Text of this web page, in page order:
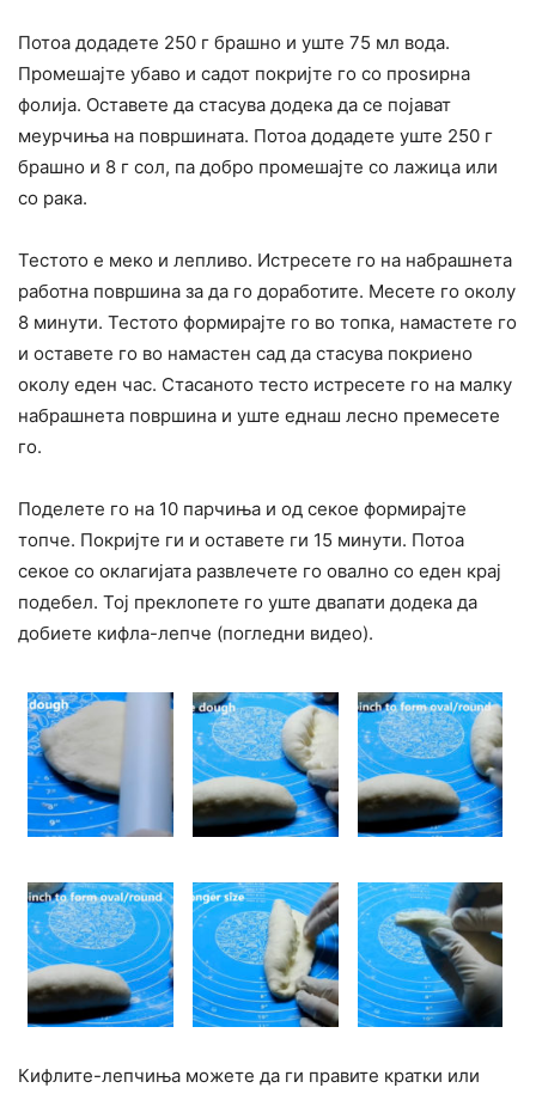
Потоа додадете 250 г брашно и уште 75 мл вода.
Промешајте убаво и садот покријте го со проѕирна
фолија. Оставете да стасува додека да се појават
меурчиња на површината. Потоа додадете уште 250 г
брашно и 8 г сол, па добро промешајте со лажица или
со рака.
Тестото е меко и лепливо. Истресете го на набрашнета
работна површина за да го доработите. Месете го околу
8 минути. Тестото формирајте го во топка, намастете го
и оставете го во намастен сад да стасува покриено
околу еден час. Стасаното тесто истресете го на малку
набрашнета површина и уште еднаш лесно премесете
го.
Поделете го на 10 парчиња и од секое формирајте
топче. Покријте ги и оставете ги 15 минути. Потоа
секое со оклагијата развлечете го овално со еден крај
подебел. Тој преклопете го уште двапати додека да
добиете кифла-лепче (погледни видео).
Кифлите-лепчиња можете да ги правите кратки или